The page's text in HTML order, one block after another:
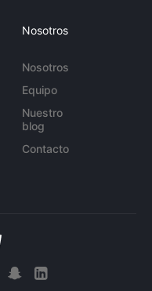
Nosotros
Nosotros
Equipo
Nuestro
blog
Contacto